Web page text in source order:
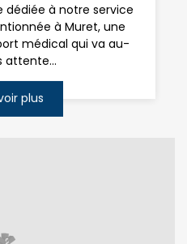
dédiée à notre service
à Muret, une
médical qui va au-
attente...
plus